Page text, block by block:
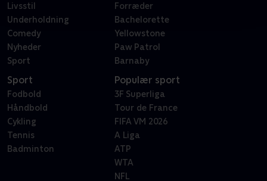
Livsstil
Underholdning
Comedy
Nyheder
Sport
Forræder
Bachelorette
Yellowstone
Paw Patrol
Barnaby
Sport
Fodbold
Håndbold
Cykling
Tennis
Badminton
Populær sport
3F Superliga
Tour de France
FIFA VM 2026
A Liga
ATP
WTA
NFL